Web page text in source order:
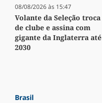
08/08/2026 às 15:47
Volante da Seleção troca
de clube e assina com
gigante da Inglaterra até
2030
Brasil